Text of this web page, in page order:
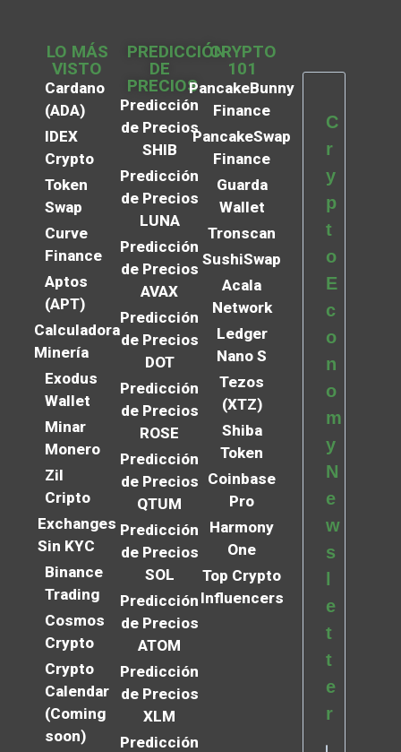
LO MÁS
VISTO
Cardano
(ADA)
IDEX
Crypto
Token
Swap
Curve
Finance
Aptos
(APT)
Calculadora
Minería
Exodus
Wallet
Minar
Monero
Zil
Cripto
Exchanges
Sin KYC
Binance
Trading
Cosmos
Crypto
Crypto
Calendar
(Coming
soon)
PREDICCIÓN
DE
PRECIOS
Predicción
de Precios
SHIB
Predicción
de Precios
LUNA
Predicción
de Precios
AVAX
Predicción
de Precios
DOT
Predicción
de Precios
ROSE
Predicción
de Precios
QTUM
Predicción
de Precios
SOL
Predicción
de Precios
ATOM
Predicción
de Precios
XLM
Predicción
CRYPTO
101
PancakeBunny
Finance
PancakeSwap
Finance
Guarda
Wallet
Tronscan
SushiSwap
Acala
Network
Ledger
Nano S
Tezos
(XTZ)
Shiba
Token
Coinbase
Pro
Harmony
One
Top Crypto
Influencers
C
r
y
p
t
o
E
c
o
n
o
m
y
N
e
w
s
e
t
t
e
r